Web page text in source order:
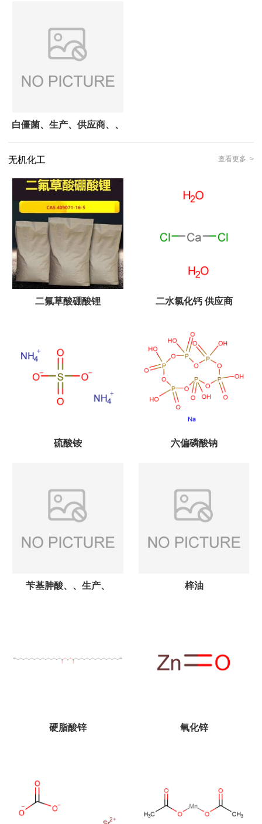
白僵菌、生产、供应商、、
无机化工 查看更多 >
二氟草酸硼酸锂 二水氯化钙 供应商
硫酸铵 六偏磷酸钠
苄基胂酸、、生产、 梓油
硬脂酸锌 氧化锌